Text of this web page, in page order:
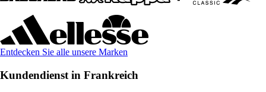
Entdecken Sie alle unsere Marken
Kundendienst in Frankreich